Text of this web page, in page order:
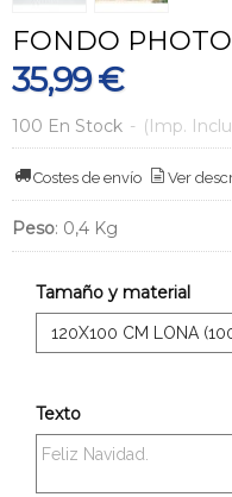
FONDO
35,99 €
100 En Stock - (Imp.
Costes de envío Ver
Peso: 0,4 Kg
Tamaño y material
Texto